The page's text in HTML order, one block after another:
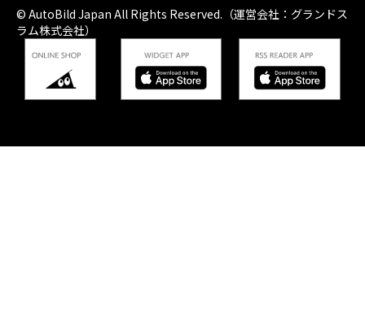
© AutoBild Japan All Rights Reserved.（運営会社：グランドス
ラム株式会社）